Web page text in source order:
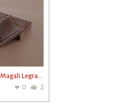
Magali Legrand
0 2